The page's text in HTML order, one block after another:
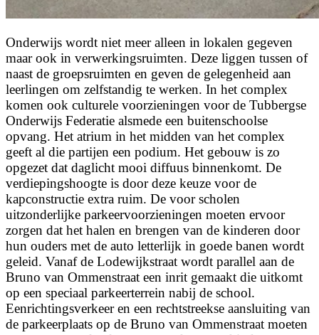
Onderwijs wordt niet meer alleen in lokalen gegeven
maar ook in verwerkingsruimten. Deze liggen tussen of
naast de groepsruimten en geven de gelegenheid aan
leerlingen om zelfstandig te werken. In het complex
komen ook culturele voorzieningen voor de Tubbergse
Onderwijs Federatie alsmede een buitenschoolse
opvang. Het atrium in het midden van het complex
geeft al die partijen een podium. Het gebouw is zo
opgezet dat daglicht mooi diffuus binnenkomt. De
verdiepingshoogte is door deze keuze voor de
kapconstructie extra ruim. De voor scholen
uitzonderlijke parkeervoorzieningen moeten ervoor
zorgen dat het halen en brengen van de kinderen door
hun ouders met de auto letterlijk in goede banen wordt
geleid. Vanaf de Lodewijkstraat wordt parallel aan de
Bruno van Ommenstraat een inrit gemaakt die uitkomt
op een speciaal parkeerterrein nabij de school.
Eenrichtingsverkeer en een rechtstreekse aansluiting van
de parkeerplaats op de Bruno van Ommenstraat moeten